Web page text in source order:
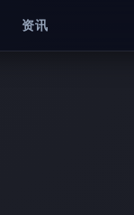
资讯